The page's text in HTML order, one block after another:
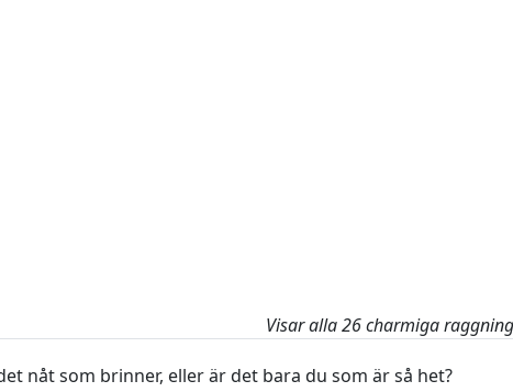
Visar alla 26 charmiga
nåt som brinner, eller är det bara du som är så het?